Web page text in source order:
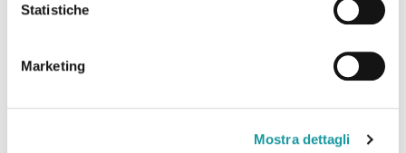
Statistiche
Marketing
Mostra dettagli
magica” “
Leggi tutto